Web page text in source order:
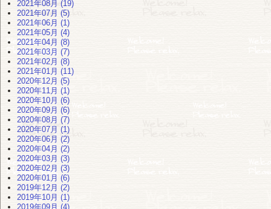
2021年08月 (19)
2021年07月 (5)
2021年06月 (1)
2021年05月 (4)
2021年04月 (8)
2021年03月 (7)
2021年02月 (8)
2021年01月 (11)
2020年12月 (5)
2020年11月 (1)
2020年10月 (6)
2020年09月 (6)
2020年08月 (7)
2020年07月 (1)
2020年06月 (2)
2020年04月 (2)
2020年03月 (3)
2020年02月 (3)
2020年01月 (6)
2019年12月 (2)
2019年10月 (1)
2019年09月 (4)